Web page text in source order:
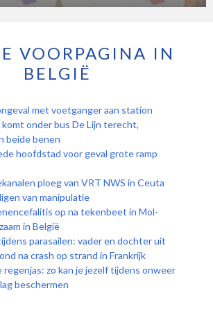
VOORPAGINA IN
BELGIË
met voetganger aan station
komt onder bus De Lijn terecht,
beide benen
hoofdstad voor geval grote ramp
ploeg van VRT NWS in Ceuta
van manipulatie
op na tekenbeet in Mol-
in België
parasailen: vader en dochter uit
na crash op strand in Frankrijk
regenjas: zo kan je jezelf tijdens onweer
beschermen